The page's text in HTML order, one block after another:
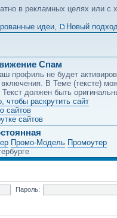
в рекламных целях или с
идеи, Новый
Спам
профиль не будет
В Теме (тексте)
должен быть
чтобы раскрутить сайт
сайтов
сайтов
Промо-Модель Промоутер
Пароль: